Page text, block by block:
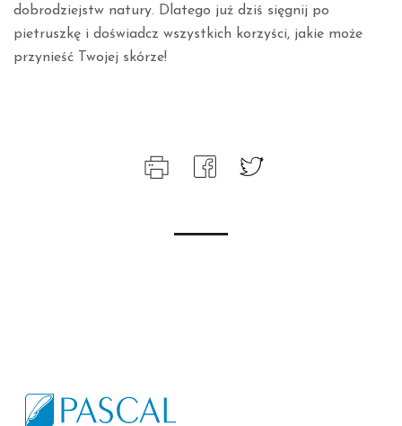
dobrodziejstw natury. Dlatego już dziś sięgnij po
pietruszkę i doświadcz wszystkich korzyści, jakie może
przynieść Twojej skórze!